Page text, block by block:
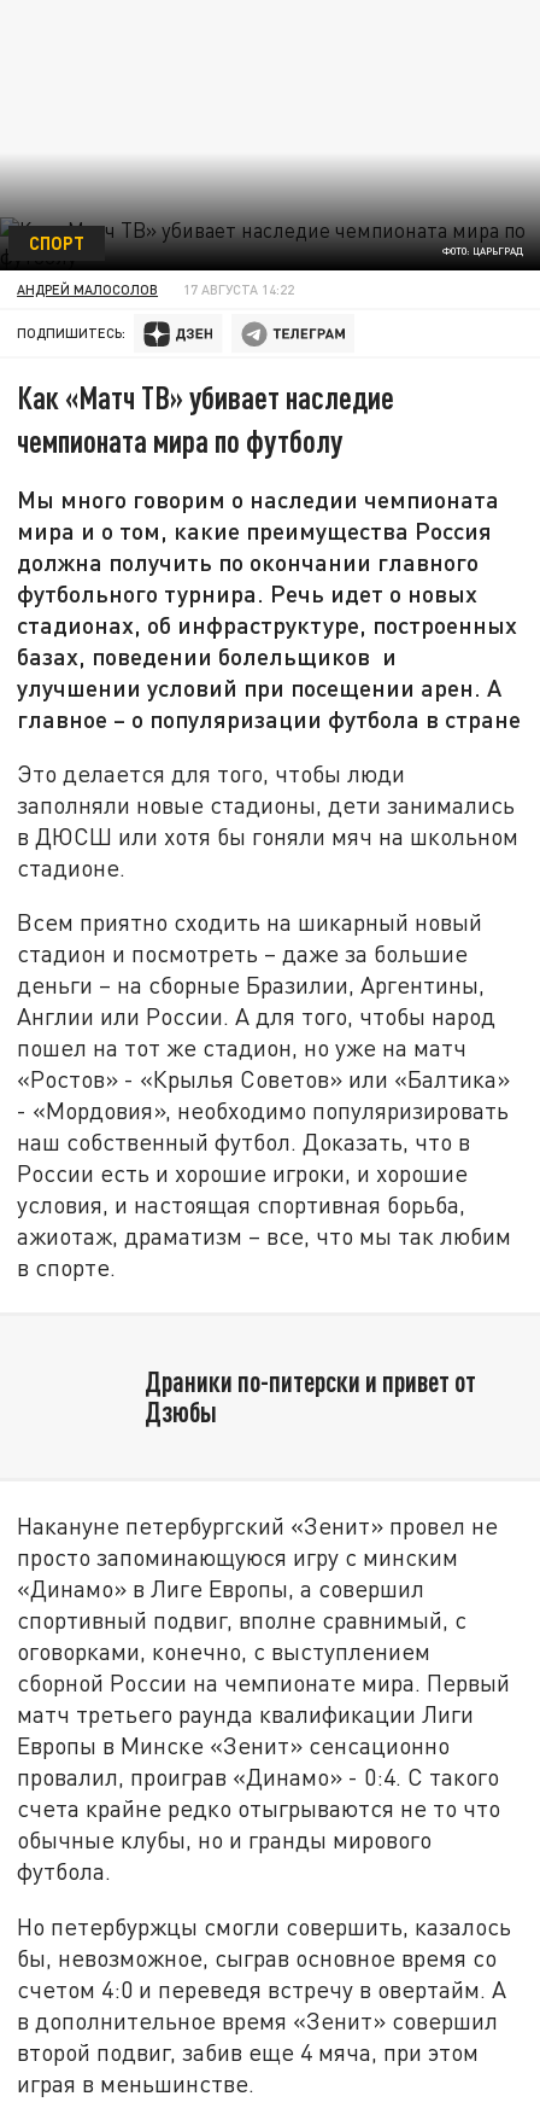
ФОТО: ЦАРЬГРАД
СПОРТ
АНДРЕЙ МАЛОСОЛОВ 17 АВГУСТА 14:22
ПОДПИШИТЕСЬ:
Как «Матч ТВ» убивает наследие
чемпионата мира по футболу
Мы много говорим о наследии чемпионата
мира и о том, какие преимущества Россия
должна получить по окончании главного
футбольного турнира. Речь идет о новых
стадионах, об инфраструктуре, построенных
базах, поведении болельщиков и
улучшении условий при посещении арен. А
главное – о популяризации футбола в стране
Это делается для того, чтобы люди
заполняли новые стадионы, дети занимались
в ДЮСШ или хотя бы гоняли мяч на школьном
стадионе.
Всем приятно сходить на шикарный новый
стадион и посмотреть – даже за большие
деньги – на сборные Бразилии, Аргентины,
Англии или России. А для того, чтобы народ
пошел на тот же стадион, но уже на матч
«Ростов» - «Крылья Советов» или «Балтика»
- «Мордовия», необходимо популяризировать
наш собственный футбол. Доказать, что в
России есть и хорошие игроки, и хорошие
условия, и настоящая спортивная борьба,
ажиотаж, драматизм – все, что мы так любим
в спорте.
Драники по-питерски и привет от
Дзюбы
Накануне петербургский «Зенит» провел не
просто запоминающуюся игру с минским
«Динамо» в Лиге Европы, а совершил
спортивный подвиг, вполне сравнимый, с
оговорками, конечно, с выступлением
сборной России на чемпионате мира. Первый
матч третьего раунда квалификации Лиги
Европы в Минске «Зенит» сенсационно
провалил, проиграв «Динамо» - 0:4. С такого
счета крайне редко отыгрываются не то что
обычные клубы, но и гранды мирового
футбола.
Но петербуржцы смогли совершить, казалось
бы, невозможное, сыграв основное время со
счетом 4:0 и переведя встречу в овертайм. А
в дополнительное время «Зенит» совершил
второй подвиг, забив еще 4 мяча, при этом
играя в меньшинстве.